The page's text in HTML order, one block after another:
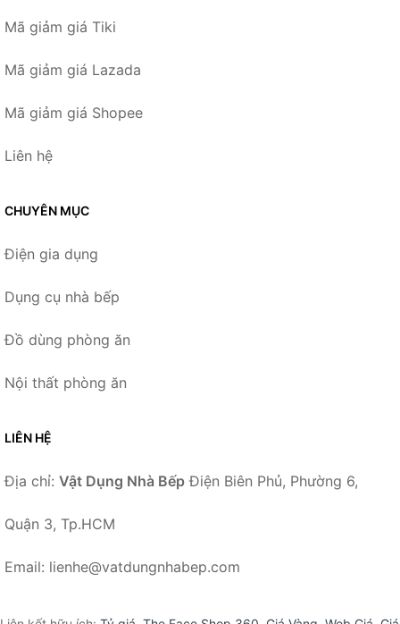
Mã giảm giá Tiki
Mã giảm giá Lazada
Mã giảm giá Shopee
Liên hệ
CHUYÊN MỤC
Điện gia dụng
Dụng cụ nhà bếp
Đồ dùng phòng ăn
Nội thất phòng ăn
LIÊN HỆ
Địa chỉ: Vật Dụng Nhà Bếp Điện Biên Phủ, Phường 6,
Quận 3, Tp.HCM
Email: lienhe@vatdungnhabep.com